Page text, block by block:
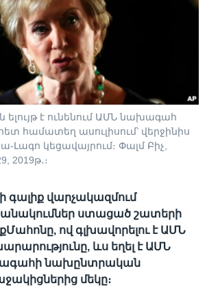
ելույթ է ունենում ԱՄՆ նախագահ
համատեղ ասուլիսում՝ վերջինիս
կեցավայրում։ Փալմ Բիչ,
2019թ․։
գալիք վարչակազմում
ստացած շատերի
ով գլխավորելու է ԱՄՆ
ևս եղել է ԱՄՆ
նախընտրական
մեկը։